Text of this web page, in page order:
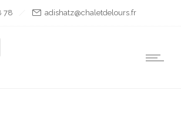
78 rf.sruoledtelahc@ztahsida